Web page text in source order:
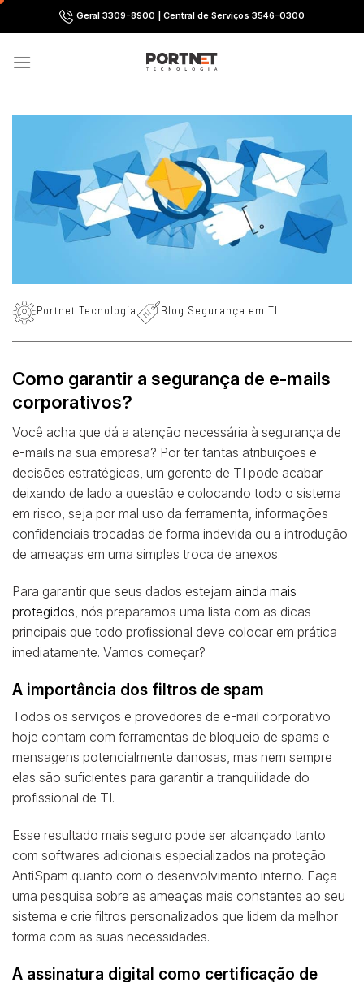
Skip
to
Geral 3309-8900 | Central de Serviços 3546-0300
Como garantir a segurança de e-mails
corporativos?
Portnet Tecnologia Blog Segurança em TI
Você acha que dá a atenção necessária à segurança de
e-mails na sua empresa? Por ter tantas atribuições e
decisões estratégicas, um gerente de TI pode acabar
deixando de lado a questão e colocando todo o sistema
em risco, seja por mal uso da ferramenta, informações
confidenciais trocadas de forma indevida ou a introdução
de ameaças em uma simples troca de anexos.
Para garantir que seus dados estejam ainda mais
protegidos , nós preparamos uma lista com as dicas
principais que todo profissional deve colocar em prática
imediatamente. Vamos começar?
A importância dos filtros de spam
Todos os serviços e provedores de e-mail corporativo
hoje contam com ferramentas de bloqueio de spams e
mensagens potencialmente danosas, mas nem sempre
elas são suficientes para garantir a tranquilidade do
profissional de TI.
Esse resultado mais seguro pode ser alcançado tanto
com softwares adicionais especializados na proteção
AntiSpam quanto com o desenvolvimento interno. Faça
uma pesquisa sobre as ameaças mais constantes ao seu
sistema e crie filtros personalizados que lidem da melhor
forma com as suas necessidades.
A assinatura digital como certificação de